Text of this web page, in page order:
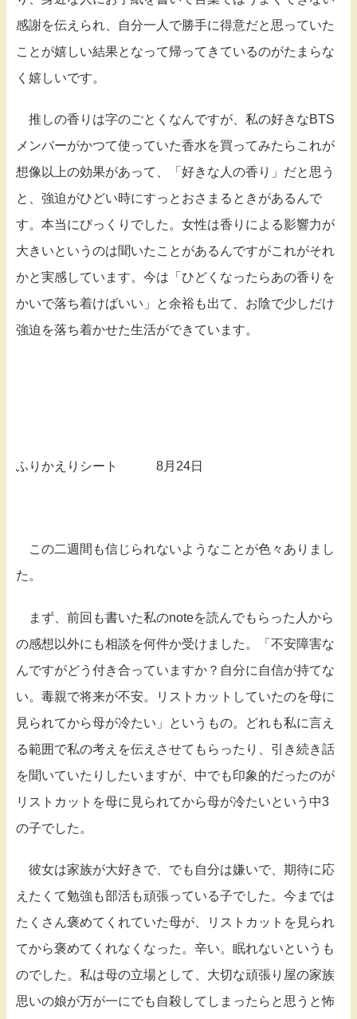
感謝を伝えられ、自分一人で勝手に得意だと思っていた
ことが嬉しい結果となって帰ってきているのがたまらな
く嬉しいです。
推しの香りは字のごとくなんですが、私の好きなBTS
メンバーがかつて使っていた香水を買ってみたらこれが
想像以上の効果があって、「好きな人の香り」だと思う
と、強迫がひどい時にすっとおさまるときがあるんで
す。本当にびっくりでした。女性は香りによる影響力が
大きいというのは聞いたことがあるんですがこれがそれ
かと実感しています。今は「ひどくなったらあの香りを
かいで落ち着けばいい」と余裕も出て、お陰で少しだけ
強迫を落ち着かせた生活ができています。
ふりかえりシート 8月24日
この二週間も信じられないようなことが色々ありまし
た。
まず、前回も書いた私のnoteを読んでもらった人から
の感想以外にも相談を何件か受けました。「不安障害な
んですがどう付き合っていますか？自分に自信が持てな
い。毒親で将来が不安。リストカットしていたのを母に
見られてから母が冷たい」というもの。どれも私に言え
る範囲で私の考えを伝えさせてもらったり、引き続き話
を聞いていたりしたいますが、中でも印象的だったのが
リストカットを母に見られてから母が冷たいという中3
の子でした。
彼女は家族が大好きで、でも自分は嫌いで、期待に応
えたくて勉強も部活も頑張っている子でした。今までは
たくさん褒めてくれていた母が、リストカットを見られ
てから褒めてくれなくなった。辛い。眠れないというも
のでした。私は母の立場として、大切な頑張り屋の家族
思いの娘が万が一にでも自殺してしまったらと思うと怖